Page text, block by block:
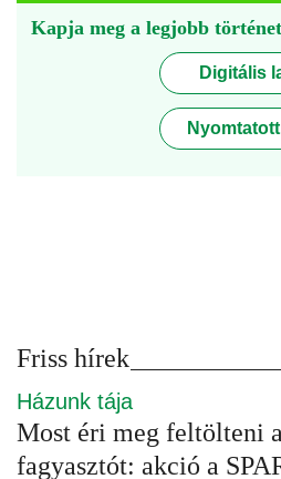
Kapja meg a legjobb
Digitális
Friss hírek
Házunk tája
Most éri meg feltölteni a
fagyasztót: akció a